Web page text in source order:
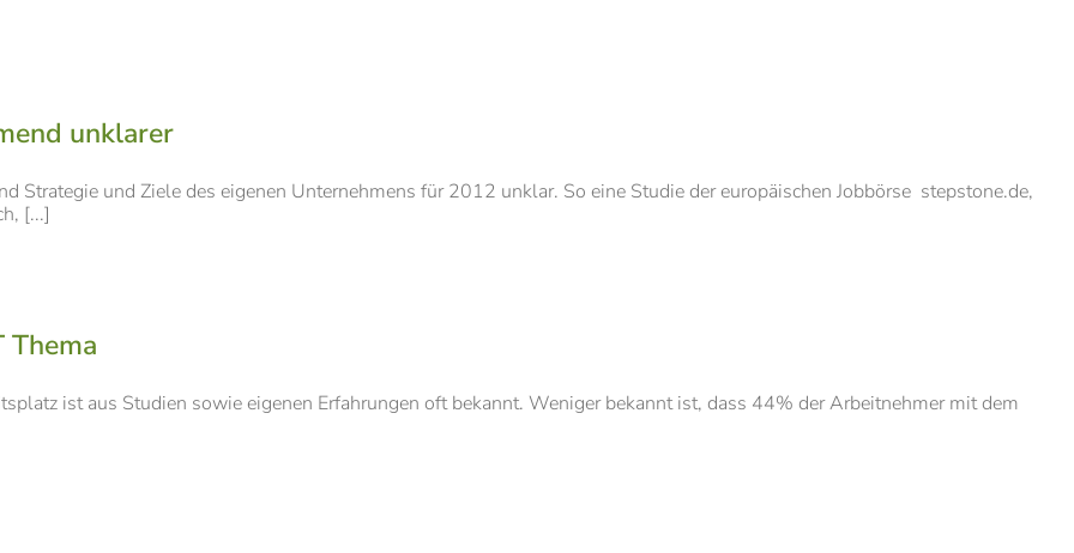
unklarer
Strategie und Ziele des eigenen Unternehmens für 2012 unklar. So eine Studie der europäischen Jobbörse stepstone.de,
[...]
Thema
ist aus Studien sowie eigenen Erfahrungen oft bekannt. Weniger bekannt ist, dass 44% der Arbeitnehmer mit dem